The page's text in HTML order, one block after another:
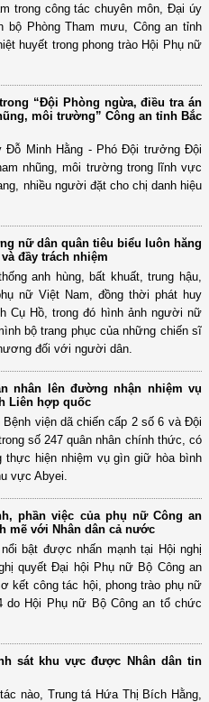
trong công tác chuyên môn, Đại úy
bộ Phòng Tham mưu, Công an tỉnh
huyết trong phong trào Hội Phụ nữ
“Đội Phòng ngừa, điều tra án
môi trường” Công an tỉnh Bắc
Đỗ Minh Hằng - Phó Đội trưởng Đội
nhũng, môi trường trong lĩnh vực
nhiều người đặt cho chị danh hiệu
nữ dân quân tiêu biểu luôn hăng
đầy trách nhiệm
anh hùng, bất khuất, trung hậu,
nữ Việt Nam, đồng thời phát huy
Cụ Hồ, trong đó hình ảnh người nữ
bộ trang phục của những chiến sĩ
đối với người dân.
nhân lên đường nhận nhiệm vụ
Liên hợp quốc
Bệnh viện dã chiến cấp 2 số 6 và Đội
số 247 quân nhân chính thức, có
hiện nhiệm vụ gìn giữ hòa bình
vực Abyei.
phần việc của phụ nữ Công an
mẽ với Nhân dân cả nước
bật được nhấn mạnh tại Hội nghị
quyết Đại hội Phụ nữ Bộ Công an
kết công tác hội, phong trào phụ nữ
do Hội Phụ nữ Bộ Công an tổ chức
sát khu vực được Nhân dân tin
nào, Trung tá Hứa Thị Bích Hằng,